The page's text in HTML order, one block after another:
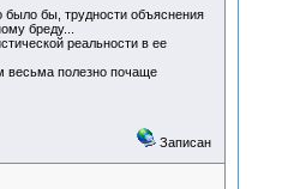
было бы, трудности объяснения
бреду...
реальности в ее
весьма полезно почаще
Записан